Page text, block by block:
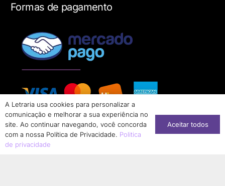
Formas de pagamento
A Letraria usa cookies para personalizar a
comunicação e melhorar a sua experiência no
site. Ao continuar navegando, você concorda
com a nossa Política de Privacidade. Politica
de privacidade
Aceitar todos